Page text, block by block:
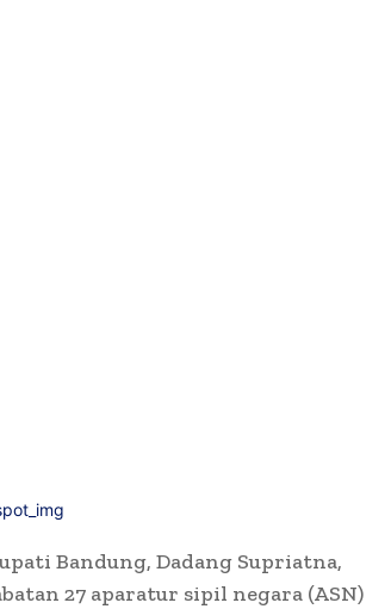
Bandung, Dadang Supriatna,
27 aparatur sipil negara (ASN)